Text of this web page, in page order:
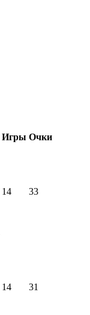
Игры Очки
14 33
14 31